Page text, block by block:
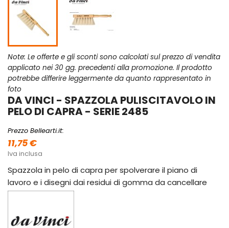
Note: Le offerte e gli sconti sono calcolati sul prezzo di vendita
applicato nei 30 gg. precedenti alla promozione. Il prodotto
potrebbe differire leggermente da quanto rappresentato in
foto
DA VINCI - SPAZZOLA PULISCITAVOLO IN
PELO DI CAPRA - SERIE 2485
Prezzo Bellearti.it:
11,75 €
Iva inclusa
Spazzola in pelo di capra per spolverare il piano di
lavoro e i disegni dai residui di gomma da cancellare